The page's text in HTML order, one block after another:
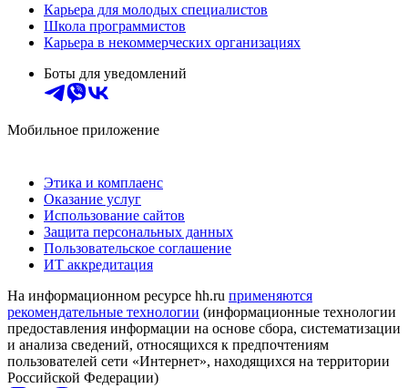
Карьера для молодых специалистов
Школа программистов
Карьера в некоммерческих организациях
Боты для уведомлений
Мобильное приложение
Этика и комплаенс
Оказание услуг
Использование сайтов
Защита персональных данных
Пользовательское соглашение
ИТ аккредитация
На информационном ресурсе hh.ru применяются
рекомендательные технологии (информационные технологии
предоставления информации на основе сбора, систематизации
и анализа сведений, относящихся к предпочтениям
пользователей сети «Интернет», находящихся на территории
Российской Федерации)